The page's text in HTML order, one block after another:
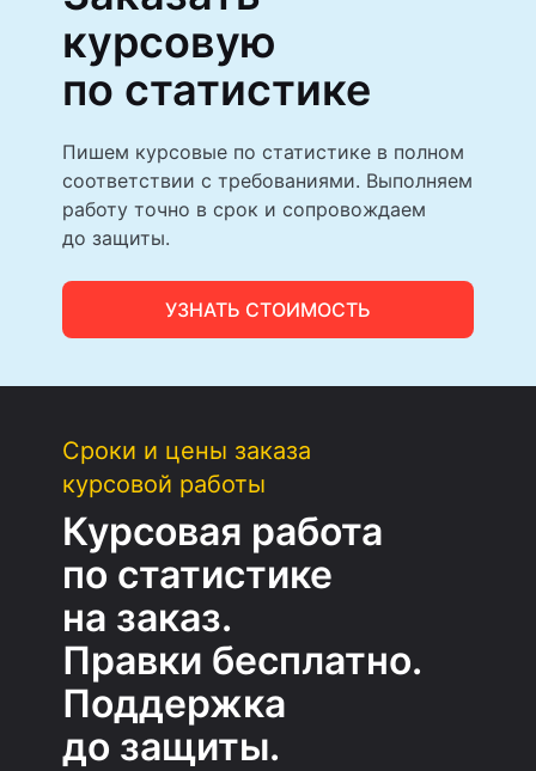
курсовую
по статистике
Пишем курсовые по статистике в полном
соответствии с требованиями. Выполняем
работу точно в срок и сопровождаем
до защиты.
УЗНАТЬ СТОИМОСТЬ
Сроки и цены заказа
курсовой работы
Курсовая работа
по статистике
на заказ.
Правки бесплатно.
Поддержка
до защиты.